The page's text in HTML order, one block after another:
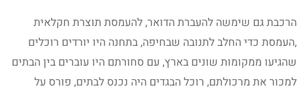
הרכבת גם שימשה להעברת הדואר, להעמסת תוצרת חקלאית
,העמסת כדי החלב לתנובה שבחיפה, בתחנה היו יורדים רוכלים
שהגיעו ממקומות שונים בארץ, עם סחורתם היו עוברים בין הבתים
למכור את מרכולתם, רוכל הבגדים היה נכנס לבתים, פורס על